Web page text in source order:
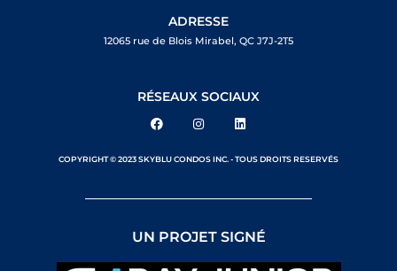
ADRESSE
12065 rue de Blois Mirabel, QC J7J-2T5
RÉSEAUX SOCIAUX
COPYRIGHT © 2023 SKYBLU CONDOS INC. - TOUS DROITS RESERVÉS
UN PROJET SIGNÉ